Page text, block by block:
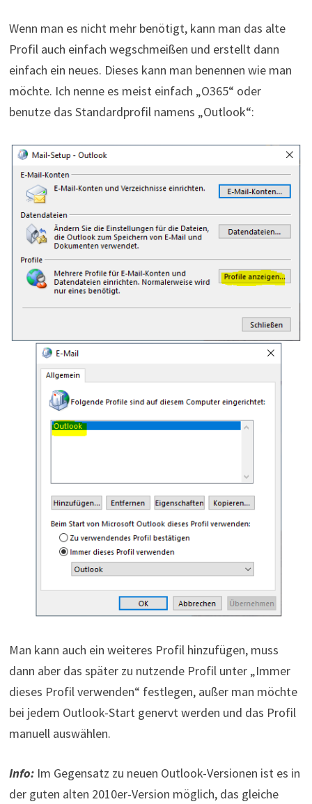
Wenn man es nicht mehr benötigt, kann man das alte
Profil auch einfach wegschmeißen und erstellt dann
einfach ein neues. Dieses kann man benennen wie man
möchte. Ich nenne es meist einfach „O365“ oder
benutze das Standardprofil namens „Outlook“:
Man kann auch ein weiteres Profil hinzufügen, muss
dann aber das später zu nutzende Profil unter „Immer
dieses Profil verwenden“ festlegen, außer man möchte
bei jedem Outlook-Start genervt werden und das Profil
manuell auswählen.
Info: Im Gegensatz zu neuen Outlook-Versionen ist es in
der guten alten 2010er-Version möglich, das gleiche